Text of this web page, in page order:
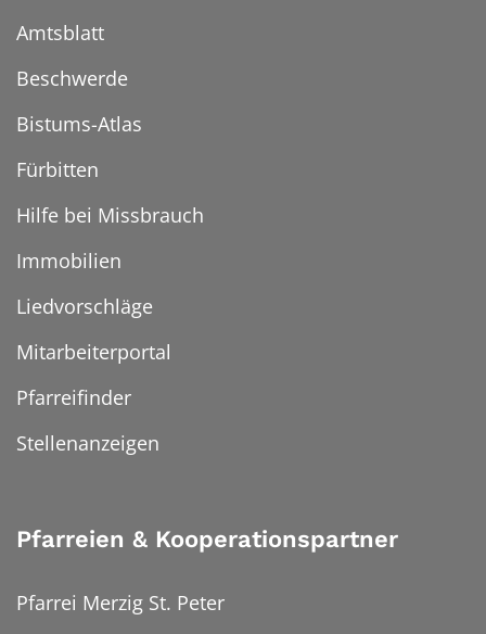
Amtsblatt
Beschwerde
Bistums-Atlas
Fürbitten
Hilfe bei Missbrauch
Immobilien
Liedvorschläge
Mitarbeiterportal
Pfarreifinder
Stellenanzeigen
Pfarreien & Kooperationspartner
Pfarrei Merzig St. Peter